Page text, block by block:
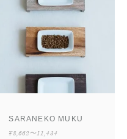
SARANEKO MUKU
¥8,662〜11,434